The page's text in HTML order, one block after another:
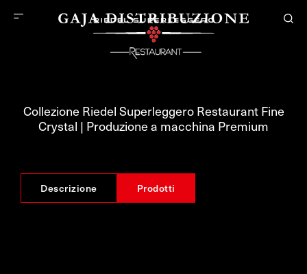
Collezione Riedel Superleggero Restaurant Fine
Crystal | Produzione a macchina Premium
Descrizione Prodotti